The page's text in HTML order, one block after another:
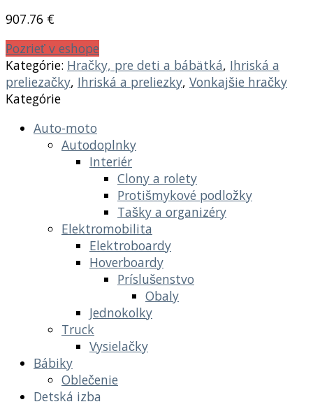
907.76 €
Pozrieť v eshope
Kategórie: Hračky, pre deti a bábätká, Ihriská a
preliezačky, Ihriská a preliezky, Vonkajšie hračky
Kategórie
Auto-moto
Autodoplnky
Interiér
Clony a rolety
Protišmykové podložky
Tašky a organizéry
Elektromobilita
Elektroboardy
Hoverboardy
Príslušenstvo
Obaly
Jednokolky
Truck
Vysielačky
Bábiky
Oblečenie
Detská izba